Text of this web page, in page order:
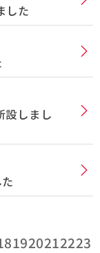
した
設しまし
1920212223